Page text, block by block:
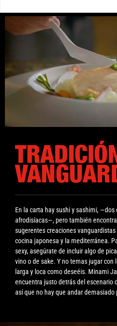
En la carta hay sushi y sashimi,
afrodisíacas—, pero también
sugerentes creaciones
cocina japonesa y la mediterránea.
sexy, asegúrate de incluir algo de
vino o de sake. Y no temas jugar con
larga y loca como deseéis. Minami
encuentra justo detrás del escenario
así que no hay que andar